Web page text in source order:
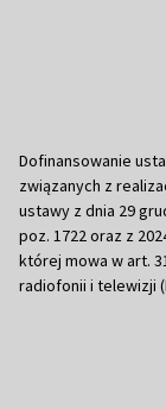
Dofinansowanie
związanych z
ustawy z dnia 29
poz. 1722 oraz z
której mowa w art.
radiofonii i telewizji